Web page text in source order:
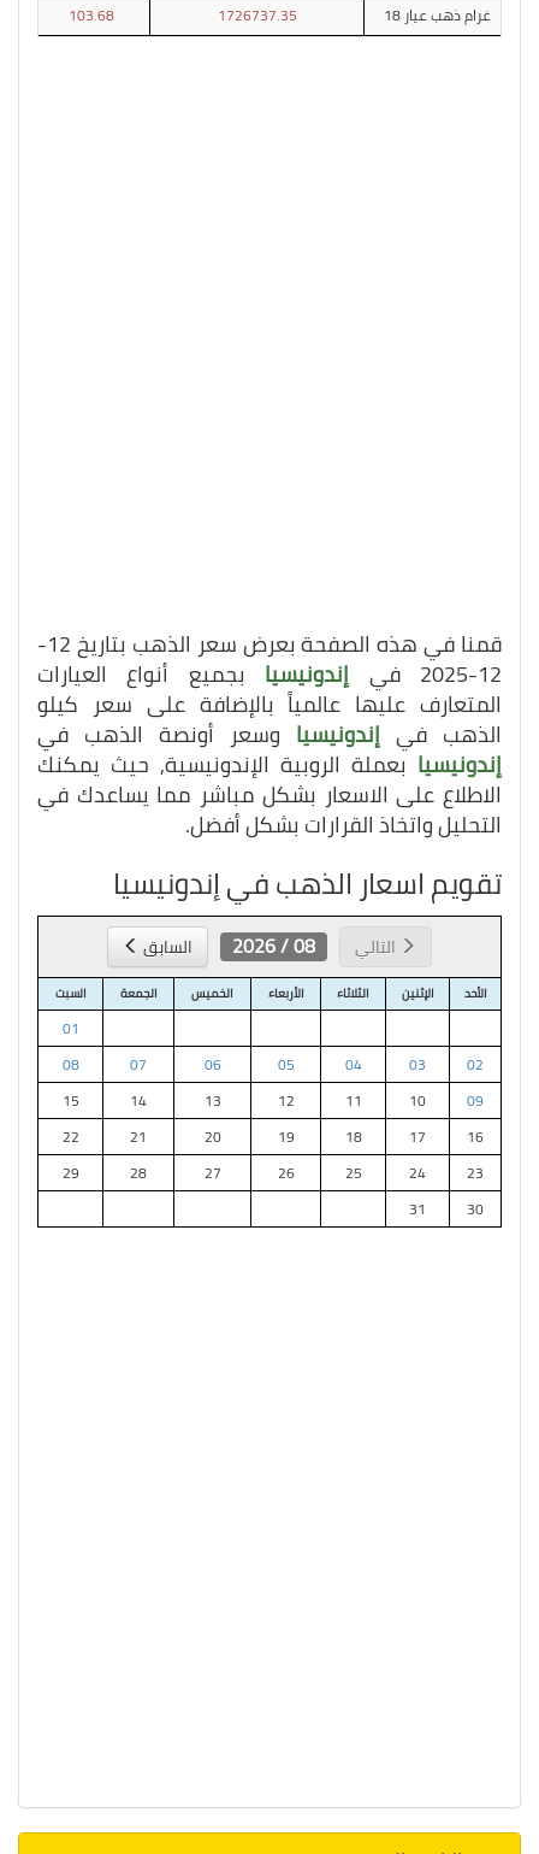
غرام ذهب عيار 18
1726737.35
103.68
قمنا في هذه الصفحة بعرض سعر الذهب بتاريخ 12-
12-2025 في إندونيسيا بجميع أنواع العيارات
المتعارف عليها عالمياً بالإضافة على سعر كيلو
الذهب في إندونيسيا وسعر أونصة الذهب في
إندونيسيا بعملة الروبية الإندونيسية, حيث يمكنك
الاطلاع على الاسعار بشكل مباشر مما يساعدك في
التحليل واتخاذ القرارات بشكل أفضل.
تقويم اسعار الذهب في إندونيسيا
التالي 08 / 2026 السابق
الأحد الإثنين الثلاثاء الأربعاء الخميس الجمعة السبت
01
02
03
04
05
06
07
08
09
10
11
12
13
14
15
16
17
18
19
20
21
22
23
24
25
26
27
28
29
30
31